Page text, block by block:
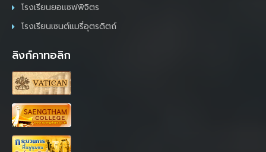
โรงเรียนยอแซฟพิจิตร
โรงเรียนเซนต์แมรี่อุตรดิตถ์
ลิงก์คาทอลิก